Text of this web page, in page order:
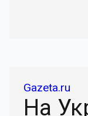
Gazeta.ru
На